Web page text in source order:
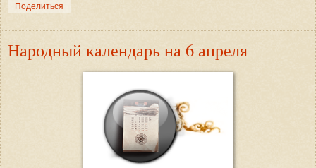
Поделиться
Народный календарь на 6 апреля